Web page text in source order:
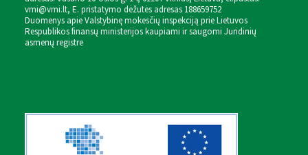
vmi@vmi.lt, E. pristatymo dėžutės adresas 188659752
Duomenys apie Valstybinę mokesčių inspekciją prie Lietuvos
Respublikos finansų ministerijos kaupiami ir saugomi Juridinių
asmenų registre